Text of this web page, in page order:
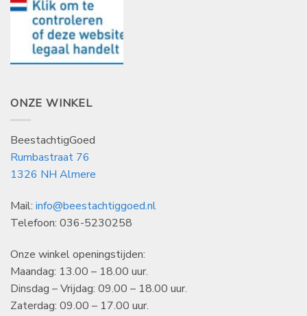
ONZE WINKEL
BeestachtigGoed
Rumbastraat 76
1326 NH Almere
Mail: info@beestachtiggoed.nl
Telefoon: 036-5230258
Onze winkel openingstijden:
Maandag: 13.00 – 18.00 uur.
Dinsdag – Vrijdag: 09.00 – 18.00 uur.
Zaterdag: 09.00 – 17.00 uur.